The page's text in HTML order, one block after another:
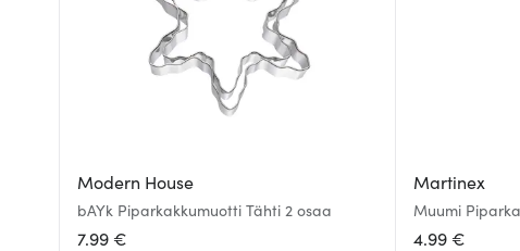
Modern House
bAYk Piparkakkumuotti Tähti 2 osaa
7.99 €
Martinex
Muumi
4.99 €